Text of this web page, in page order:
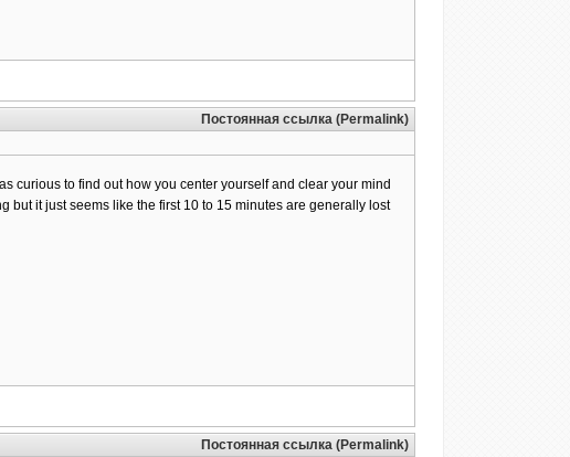
Постоянная ссылка (Permalink)
curious to find out how you center yourself and clear your mind
but it just seems like the first 10 to 15 minutes are generally lost
Постоянная ссылка (Permalink)